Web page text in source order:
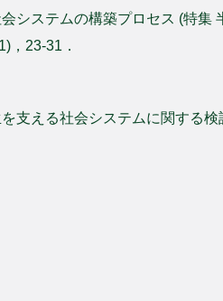
システムの構築プロセス (特集
，23-31．
支える社会システムに関する